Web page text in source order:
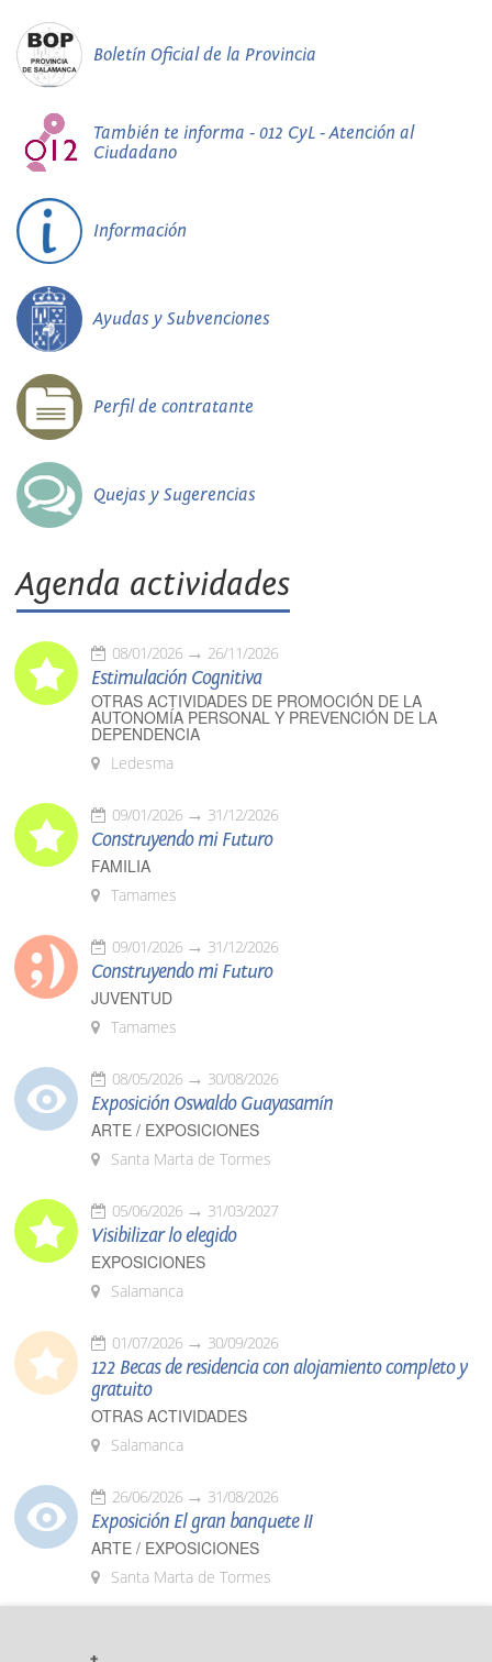
Boletín Oficial de la Provincia
También te informa - 012 CyL - Atención al
Ciudadano
Información
Ayudas y Subvenciones
Perfil de contratante
Quejas y Sugerencias
Agenda actividades
08/01/2026 26/11/2026
Estimulación Cognitiva
OTRAS ACTIVIDADES DE PROMOCIÓN DE LA
AUTONOMÍA PERSONAL Y PREVENCIÓN DE LA
DEPENDENCIA
Ledesma
09/01/2026 31/12/2026
Construyendo mi Futuro
FAMILIA
Tamames
09/01/2026 31/12/2026
Construyendo mi Futuro
JUVENTUD
Tamames
08/05/2026 30/08/2026
Exposición Oswaldo Guayasamín
ARTE / EXPOSICIONES
Santa Marta de Tormes
05/06/2026 31/03/2027
Visibilizar lo elegido
EXPOSICIONES
Salamanca
01/07/2026 30/09/2026
122 Becas de residencia con alojamiento completo y
gratuito
OTRAS ACTIVIDADES
Salamanca
26/06/2026 31/08/2026
Exposición El gran banquete II
ARTE / EXPOSICIONES
Santa Marta de Tormes